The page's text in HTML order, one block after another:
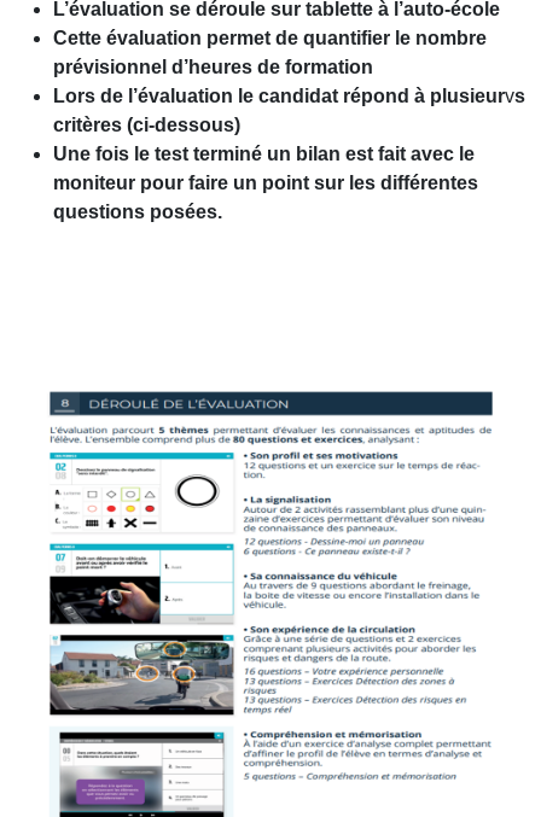
L’évaluation se déroule sur tablette à l’auto-école
Cette évaluation permet de quantifier le nombre
prévisionnel d’heures de formation
Lors de l’évaluation le candidat répond à plusieurvs
critères (ci-dessous)
Une fois le test terminé un bilan est fait avec le
moniteur pour faire un point sur les différentes
questions posées.